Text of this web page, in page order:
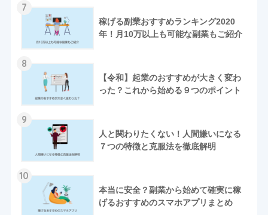
7
稼げる副業おすすめランキング2020
年！月10万以上も可能な副業もご紹介
8
【令和】起業のおすすめが大きく変わ
った？これから始める９つのポイント
9
人と関わりたくない！人間嫌いになる
７つの特徴と克服法を徹底解明
10
本当に安全？副業から始めて確実に稼
げるおすすめのスマホアプリまとめ